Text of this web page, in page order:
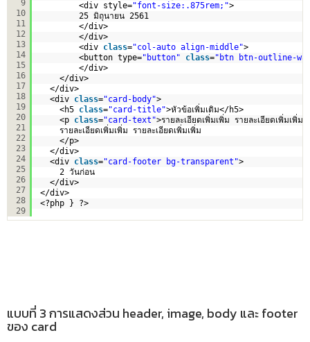
9
10
11
12
13
14
15
16
17
18
19
20
21
22
23
24
25
26
27
28
29
<div style="font-size:.875rem;">
25 มิถุนายน 2561
</div>
</div>
<div class="col-auto align-middle">
<button type="button" class="btn btn-outline-
</div>
</div>
</div>
<div class="card-body">
<h5 class="card-title">หัวข้อเพิ่มเติม</h5>
<p class="card-text">รายละเอียดเพิ่มเพิ่ม รายละเอียดเพิ่มเพิ่ม
รายละเอียดเพิ่มเพิ่ม รายละเอียดเพิ่มเพิ่ม
</p>
</div>
<div class="card-footer bg-transparent">
2 วันก่อน
</div>
</div>
<?php } ?>
แบบที่ 3 การแสดงส่วน header, image, body และ footer
ของ card